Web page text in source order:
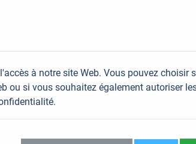
à notre site Web. Vous pouvez choisir
ou si vous souhaitez également autoriser